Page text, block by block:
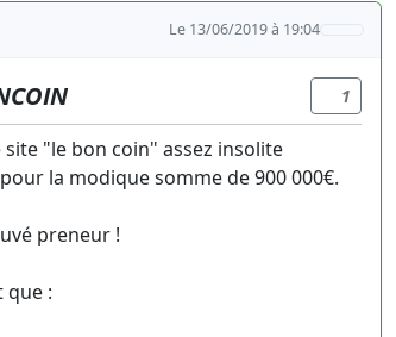
Le 13/06/2019 à 19:04
1
"le bon coin" assez insolite
la modique somme de 900 000€.
preneur !
que :